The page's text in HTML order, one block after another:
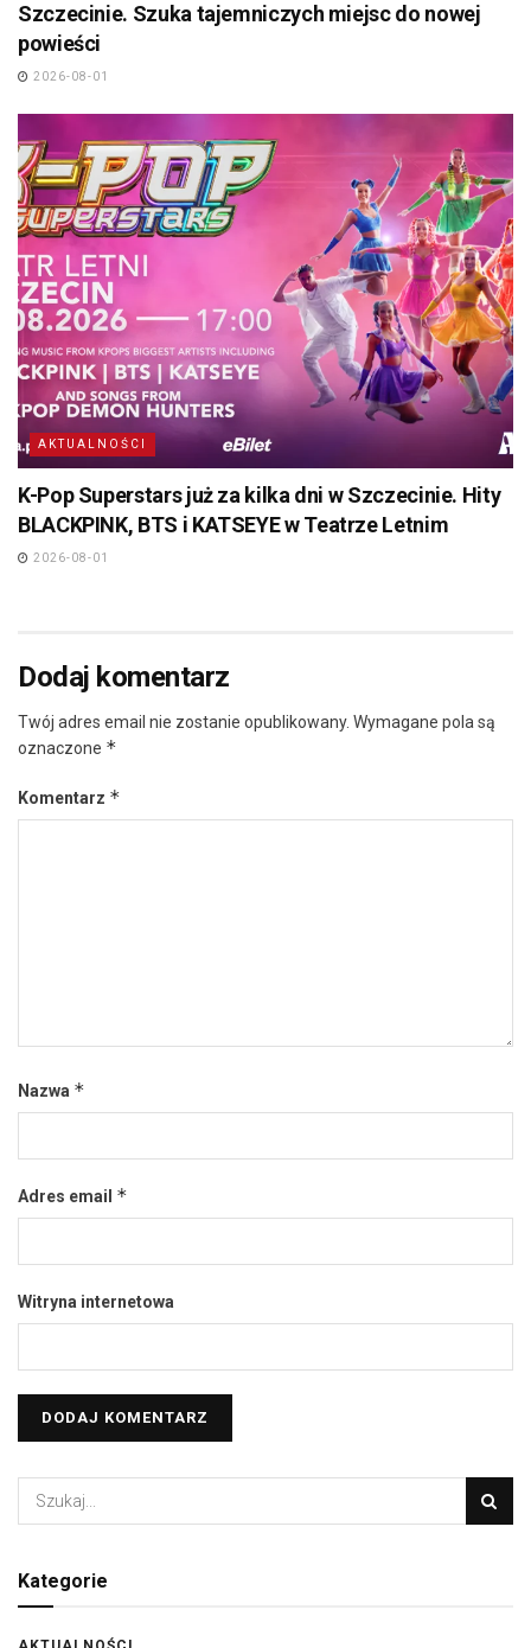
Szczecinie. Szuka tajemniczych miejsc do nowej
powieści
2026-08-01
AKTUALNOŚCI
K-Pop Superstars już za kilka dni w Szczecinie. Hity
BLACKPINK, BTS i KATSEYE w Teatrze Letnim
2026-08-01
Dodaj komentarz
Twój adres email nie zostanie opublikowany. Wymagane pola są
oznaczone *
Komentarz *
Nazwa *
Adres email *
Witryna internetowa
Kategorie